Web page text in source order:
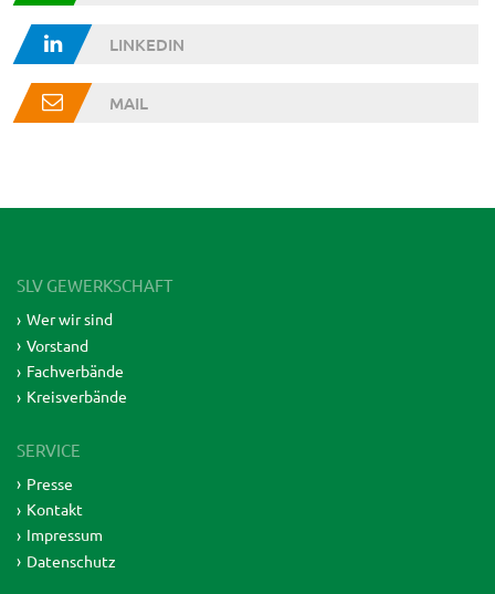
LINKEDIN
MAIL
SLV GEWERKSCHAFT
Wer wir sind
Vorstand
Fachverbände
Kreisverbände
SERVICE
Presse
Kontakt
Impressum
Datenschutz